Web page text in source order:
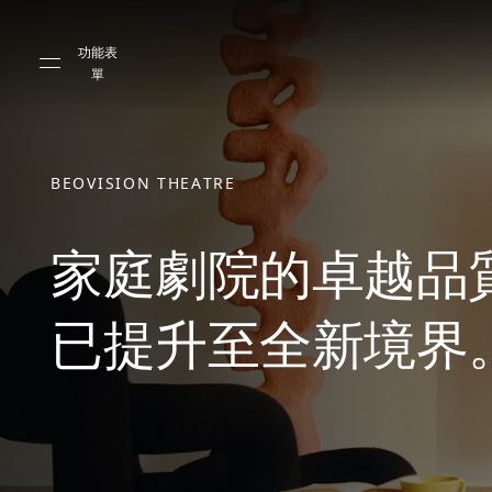
功能表
單
BEOVISION THEATRE
家庭劇院的卓越品
已提升至全新境界